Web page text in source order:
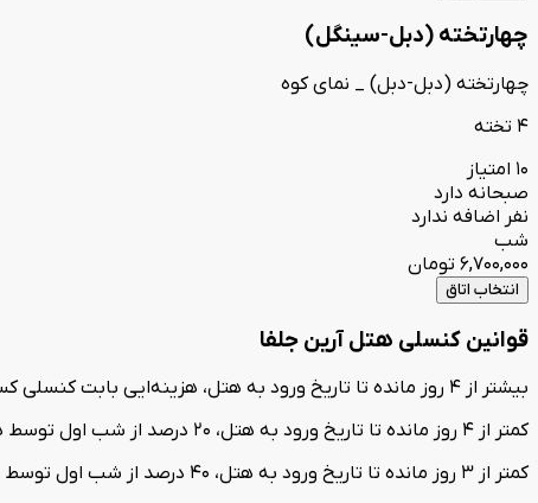
چهارتخته (دبل-سینگل)
چهارتخته (دبل-دبل) _ نمای کوه
4 تخته
10 امتیاز
صبحانه دارد
نفر اضافه ندارد
شب
6,700,000 تومان
انتخاب اتاق
قوانین کنسلی هتل آرین جلفا
بیشتر از 4 روز مانده تا تاریخ ورود به هتل، هزینه‌ایی بابت کنسلی کسر نمی‌گردد.
کمتر از 4 روز مانده تا تاریخ ورود به هتل، 20 درصد از شب اول توسط هتل کسر می‌گردد.
کمتر از 3 روز مانده تا تاریخ ورود به هتل، 40 درصد از شب اول توسط هتل کسر می‌گردد.